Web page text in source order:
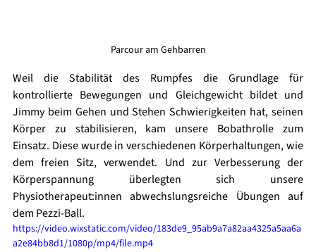
Parcour am Gehbarren
Weil die Stabilität des Rumpfes die Grundlage für
kontrollierte Bewegungen und Gleichgewicht bildet und
Jimmy beim Gehen und Stehen Schwierigkeiten hat, seinen
Körper zu stabilisieren, kam unsere Bobathrolle zum
Einsatz. Diese wurde in verschiedenen Körperhaltungen, wie
dem freien Sitz, verwendet. Und zur Verbesserung der
Körperspannung überlegten sich unsere
Physiotherapeut:innen abwechslungsreiche Übungen auf
dem Pezzi-Ball.
https://video.wixstatic.com/video/183de9_95ab9a7a82aa4325a5aa6a
a2e84bb8d1/1080p/mp4/file.mp4